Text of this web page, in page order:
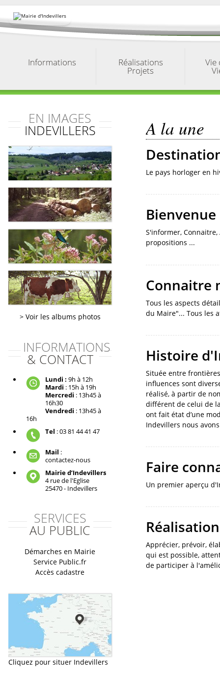
contenu.
|
Informations Réalisations
Projets
Vie
EN IMAGES
INDEVILLERS
Voir les albums photos
INFORMATIONS
& CONTACT
Lundi : 9h à 12h
Mardi : 15h à 19h
Mercredi : 13h45 à
16h30
Vendredi : 13h45 à
16h
Tel : 03 81 44 41 47
Mail :
contactez-nous
Mairie d’Indevillers
4 rue de l'Eglise
25470 - Indevillers
SERVICES
AU PUBLIC
Démarches en Mairie
Service Public.fr
Accès cadastre
Cliquez pour situer Indevillers
A la une
Le pays horloger en
S'informer,
propositions ...
Connaitre
Tous les aspects
du Maire"... Tous les
Histoire
Située entre
influences sont
réalisé, à partir de
différent de celui de
ont fait état d’une
Indevillers nous
Faire
Un premier aperçu
Apprécier, prévoir,
qui est possible,
de participer à